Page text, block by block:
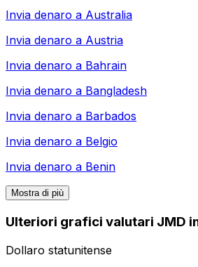
Invia denaro a Australia
Invia denaro a Austria
Invia denaro a Bahrain
Invia denaro a Bangladesh
Invia denaro a Barbados
Invia denaro a Belgio
Invia denaro a Benin
Mostra di più
Ulteriori grafici valutari JMD
Dollaro statunitense